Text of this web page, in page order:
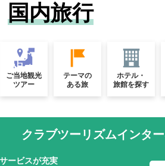
国内旅行
ご当地観光
ツアー
テーマの
ある旅
ホテル・
旅館を探す
クラブツーリズムインタ
ービスが充実